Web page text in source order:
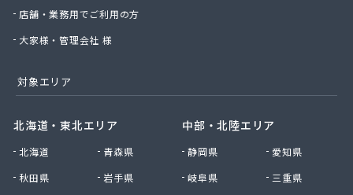
店舗・業務用でご利用の方
大家様・管理会社 様
対象エリア
北海道・東北エリア
北海道
青森県
秋田県
岩手県
中部・北陸エリア
静岡県
愛知県
岐阜県
三重県